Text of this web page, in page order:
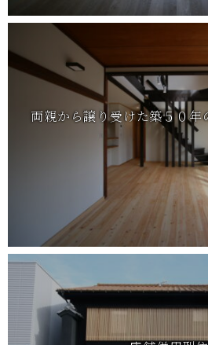
両親から譲り受けた築５０年